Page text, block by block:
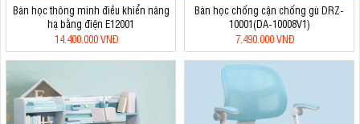
Bàn học thông minh điều khiển nâng
hạ bằng điện E12001
14.400.000 VNĐ
Bàn học chống cận chống gù DRZ-
10001(DA-10008V1)
7.490.000 VNĐ